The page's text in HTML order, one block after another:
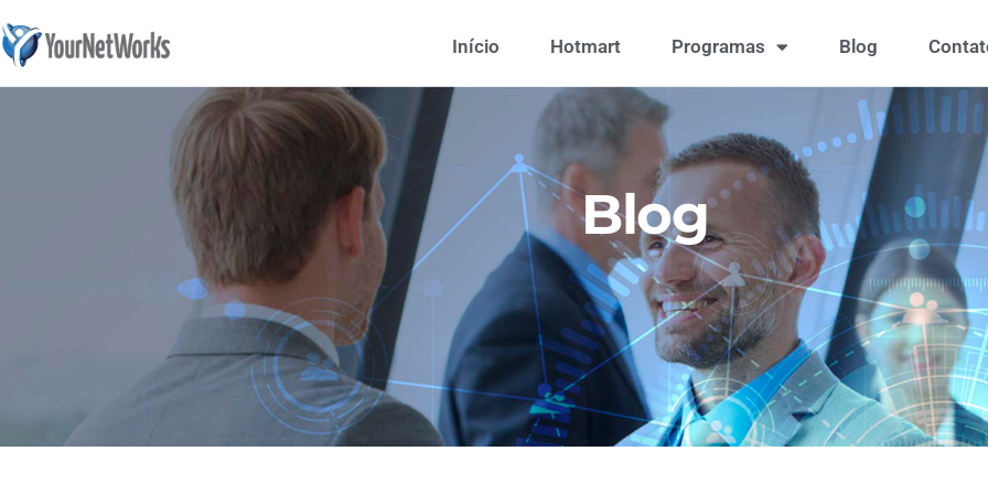
Início Hotmart Programas Blog
Blog